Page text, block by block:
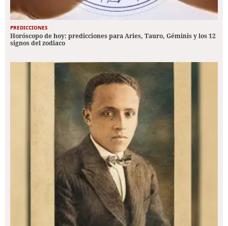
PREDICCIONES
Horóscopo de hoy: predicciones para Aries, Tauro, Géminis y los 12
signos del zodiaco